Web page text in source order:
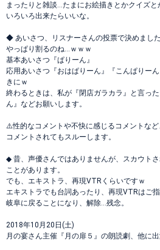
まったりと雑談…たまにお絵描きとかクイズと
いろいろ出来たらいいな。
◆ あいさつ、リスナーさんの投票で決めました
やっぱり割るのね…ｗｗｗ
基本あいさつ『ぱりーん』
応用あいさつ『おはぱりーん』『こんぱりー
きにｗ
終わるときは、私が『閉店ガラカラ』と言っ
ん』などお願いします。
⚠️性的なコメントや不快に感じるコメントなど
コメントされてもスルーします。
◆ 昔、声優さんではありませんが、スカウト
ことがあります。
でも、エキストラ、再現VTRくらいですｗ
エキストラでも台詞あったり、再現VTRはご
岐阜に戻ることになり、解除…残念。
2018年10月20日(土)
月の宴さん主催『月の扉５』の朗読劇、他に